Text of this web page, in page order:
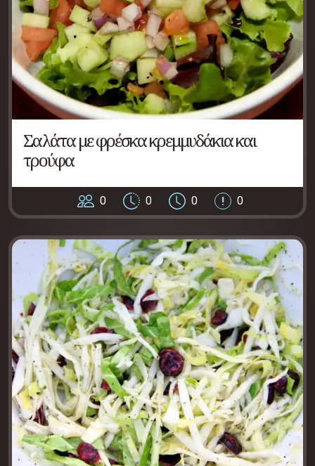
Σαλάτα με φρέσκα κρεμμυδάκια και
τρούφα
0 0 0 0